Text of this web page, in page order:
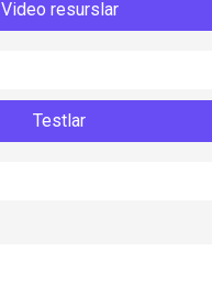
Video resurslar
Testlar